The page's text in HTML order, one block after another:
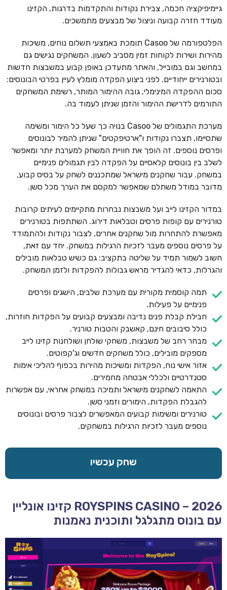
גיימיפיקציה חכמה, צבירת נקודות והתקדמות בדרגות, הקזינו
מעודד חזרה קבועה וניצול של מבצעים מתמשכים.
הפלטפורמה של Casoo תומכת באמצעי תשלום נוחים, משיכות
מהירות ושירות לקוחות זמין מסביב לשעון. המשחקים נגישים גם
במחשב וגם במובייל, והאתר מתעדכן באופן קבוע במשבצות חדשות
ובטורנירים ייחודיים. לפני ביצוע הפקדה מומלץ לעיין בפרטי הבונוסים:
סכום ההפקדה המינימלי, גובה ההימור המותר, רשימת המשחקים
התורמים לדרישת ההימור והזמן שניתן לעמוד בה.
מערכת התגמולים של Casoo בנויה כך שעל כל הימור ומשימה
שתסיימו, תצברו נקודות ו"ארטיפקטים" שניתן להמיר לבונוסים
ופרסים נוספים. זה הופך את חוויית המשחק למערבת יותר ומאפשר
לשלב בין בונוסים קלאסיים על הפקדה לבין תגמולים פנימיים
במשחק. עבור שחקנים מישראל שמתכננים לשחק על בסיס קבוע,
מדובר במודל משתלם שמאפשר למקסם את הערך מכל סשן.
במדור הקזינו לייב ועל משבצות נבחרות מתקיימים לעיתים קרובות
טורנירים עם קופות פרסים וטבלאות דירוג. השתתפות בטורנירים
מאפשרת להתחרות מול שחקנים אחרים, לצבור נקודות ולהתמודד
על פרסים נוספים מעבר לזכיות הרגילות במשחק. יחד עם זאת,
חשוב לשמור תמיד על שליטה בתקציב: גם כשיש טבלאות מובילים
והגרלות, כדאי להגדיר מראש גבולות להפקדות ולזמן המשחק.
תמה קוסמית מקורית עם מערכת שלבים, הישגים ופרסים
פנימיים על פעילות.
חבילת קבלת פנים נדיבה ומבצעים קבועים על הפקדות חוזרות,
כולל סיבובים חינם, קאשבק והטבות טורניר.
מבחר רחב של משבצות, משחקי שולחן ושולחנות קזינו לייב
מספקים מובילים, כולל משחקים חדשים וג'קפוטים.
אזור אישי נוח, הפקדות ומשיכות מהירות בכפוף להליכי אימות
סטנדרטיים ולכללי אבטחה מחמירים.
התאמה לשחקנים מישראל ותמיכה במשחק אחראי, עם אפשרות
להגבלת הפקדות, הימורים וזמני סשן.
טורנירים ומשימות קבועים המאפשרים לצבור פרסים ובונוסים
נוספים מעבר לזכיות הרגילות במשחקים.
שחק עכשיו
ROYSPINS CASINO – 2026 קזינו אונליין
עם בונוס מתגלגל ותוכנית נאמנות